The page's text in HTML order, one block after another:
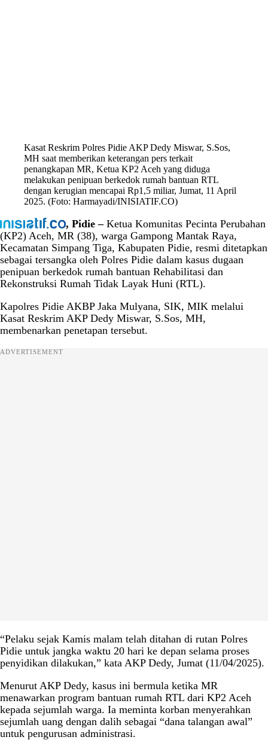
Kasat Reskrim Polres Pidie AKP Dedy Miswar, S.Sos,
MH saat memberikan keterangan pers terkait
penangkapan MR, Ketua KP2 Aceh yang diduga
melakukan penipuan berkedok rumah bantuan RTL
dengan kerugian mencapai Rp1,5 miliar, Jumat, 11 April
2025. (Foto: Harmayadi/INISIATIF.CO)
, Pidie –Ketua Komunitas Pecinta Perubahan
(KP2) Aceh, MR (38), warga Gampong Mantak Raya,
Kecamatan Simpang Tiga, Kabupaten Pidie, resmi ditetapkan
sebagai tersangka oleh Polres Pidie dalam kasus dugaan
penipuan berkedok rumah bantuan Rehabilitasi dan
Rekonstruksi Rumah Tidak Layak Huni (RTL).
Kapolres Pidie AKBP Jaka Mulyana, SIK, MIK melalui
Kasat Reskrim AKP Dedy Miswar, S.Sos, MH,
membenarkan penetapan tersebut.
ADVERTISEMENT
“Pelaku sejak Kamis malam telah ditahan di rutan Polres
Pidie untuk jangka waktu 20 hari ke depan selama proses
penyidikan dilakukan,” kata AKP Dedy, Jumat (11/04/2025).
Menurut AKP Dedy, kasus ini bermula ketika MR
menawarkan program bantuan rumah RTL dari KP2 Aceh
kepada sejumlah warga. Ia meminta korban menyerahkan
sejumlah uang dengan dalih sebagai “dana talangan awal”
untuk pengurusan administrasi.